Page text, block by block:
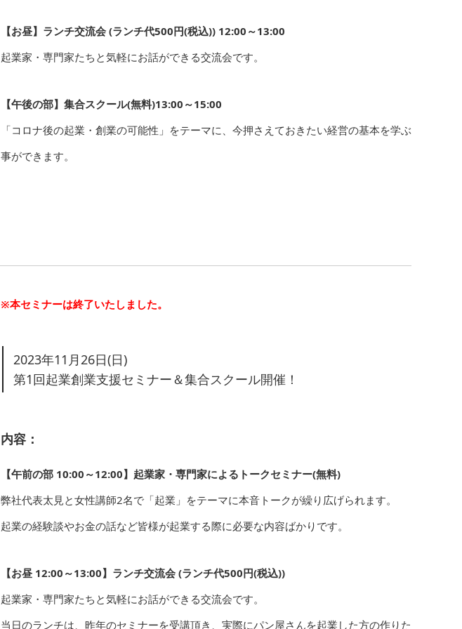
【お昼】ランチ交流会 (ランチ代500円(税込)) 12:00～13:00
起業家・専門家たちと気軽にお話ができる交流会です。
【午後の部】集合スクール(無料)13:00～15:00
「コロナ後の起業・創業の可能性」をテーマに、今押さえておきたい経営の基本を学ぶ
事ができます。
※本セミナーは終了いたしました。
2023年11月26日(日)
第1回起業創業支援セミナー＆集合スクール開催！
内容：
【午前の部 10:00～12:00】起業家・専門家によるトークセミナー(無料)
弊社代表太見と女性講師2名で「起業」をテーマに本音トークが繰り広げられます。
起業の経験談やお金の話など皆様が起業する際に必要な内容ばかりです。
【お昼 12:00～13:00】ランチ交流会 (ランチ代500円(税込))
起業家・専門家たちと気軽にお話ができる交流会です。
当日のランチは、昨年のセミナーを受講頂き、実際にパン屋さんを起業した方の作りた